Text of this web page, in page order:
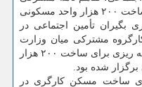
با وزارت راه و شهرسازی به منظور ساخت ۲۰۰ هزار واحد مسکونی
بگیران تأمین اجتماعی در
بود و کارگروه مشترکی میان وزارت
تعاون و اتاق تعاون ایران با هدف برنامه ریزی برای ساخت ۲۰۰ هزار
شده بود.
ساخت مسکن کارگری در